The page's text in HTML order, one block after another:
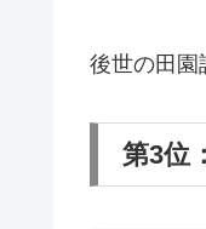
後世の田園
第3位